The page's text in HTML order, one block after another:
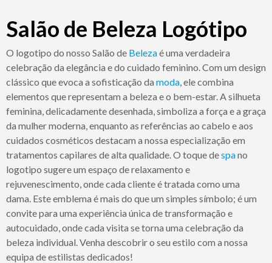
Salão de Beleza Logótipo
O logotipo do nosso Salão de Belezaé uma verdadeira
celebração da elegância e do cuidado feminino. Com um design
clássico que evoca a sofisticação da moda, ele combina
elementos que representam a beleza e o bem-estar. A silhueta
feminina, delicadamente desenhada, simboliza a força e a graça
da mulher moderna, enquanto as referências ao cabelo e aos
cuidados cosméticos destacam a nossa especialização em
tratamentos capilares de alta qualidade. O toque despano
logotipo sugere um espaço de relaxamento e
rejuvenescimento, onde cada cliente é tratada como uma
dama. Este emblema é mais do que um simples símbolo; é um
convite para uma experiência única de transformação e
autocuidado, onde cada visita se torna uma celebração da
beleza individual. Venha descobrir o seu estilo com a nossa
equipa de estilistas dedicados!